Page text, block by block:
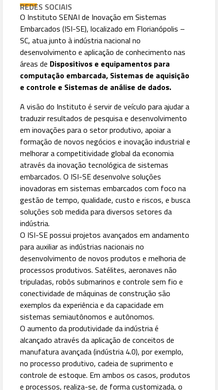
REDES SOCIAIS
O Instituto SENAI de Inovação em Sistemas
Embarcados (ISI-SE), localizado em Florianópolis –
SC, atua junto à indústria nacional no
desenvolvimento e aplicação de conhecimento nas
áreas de Dispositivos e equipamentos para
computação embarcada, Sistemas de aquisição
e controle e Sistemas de análise de dados.
A visão do Instituto é servir de veículo para ajudar a
traduzir resultados de pesquisa e desenvolvimento
em inovações para o setor produtivo, apoiar a
formação de novos negócios e inovação industrial e
melhorar a competitividade global da economia
através da inovação tecnológica de sistemas
embarcados. O ISI-SE desenvolve soluções
inovadoras em sistemas embarcados com foco na
gestão de tempo, qualidade, custo e riscos, e busca
soluções sob medida para diversos setores da
indústria.
O ISI-SE possui projetos avançados em andamento
para auxiliar as indústrias nacionais no
desenvolvimento de novos produtos e melhoria de
processos produtivos. Satélites, aeronaves não
tripuladas, robôs submarinos e controle sem fio e
conectividade de máquinas de construção são
exemplos da experiência e da capacidade em
sistemas semiautônomos e autônomos.
O aumento da produtividade da indústria é
alcançado através da aplicação de conceitos de
manufatura avançada (indústria 4.0), por exemplo,
no processo produtivo, cadeia de suprimento e
controle de estoque. Em ambos os casos, produtos
e processos, realiza-se, de forma customizada, o